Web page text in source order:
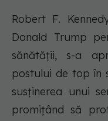
Robert F.
Donald Trump
sănătății, s-a
postului de top în
susținerea unui
promițând să